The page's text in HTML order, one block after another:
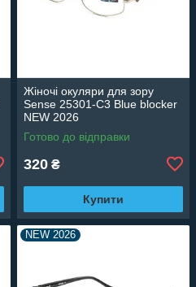
Жіночі окуляри для зору
Sense 25301-C3 Blue blocker
NEW 2026
Готово до відправки
320 ₴
Купити
NEW 2026